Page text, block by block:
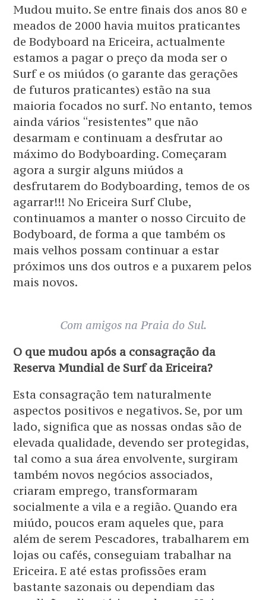
Mudou muito. Se entre finais dos anos 80 e
meados de 2000 havia muitos praticantes
de Bodyboard na Ericeira, actualmente
estamos a pagar o preço da moda ser o
Surf e os miúdos (o garante das gerações
de futuros praticantes) estão na sua
maioria focados no surf. No entanto, temos
ainda vários “resistentes” que não
desarmam e continuam a desfrutar ao
máximo do Bodyboarding. Começaram
agora a surgir alguns miúdos a
desfrutarem do Bodyboarding, temos de os
agarrar!!! No Ericeira Surf Clube,
continuamos a manter o nosso Circuito de
Bodyboard, de forma a que também os
mais velhos possam continuar a estar
próximos uns dos outros e a puxarem pelos
mais novos.
Com amigos na Praia do Sul.
O que mudou após a consagração da
Reserva Mundial de Surf da Ericeira?
Esta consagração tem naturalmente
aspectos positivos e negativos. Se, por um
lado, significa que as nossas ondas são de
elevada qualidade, devendo ser protegidas,
tal como a sua área envolvente, surgiram
também novos negócios associados,
criaram emprego, transformaram
socialmente a vila e a região. Quando era
miúdo, poucos eram aqueles que, para
além de serem Pescadores, trabalharem em
lojas ou cafés, conseguiam trabalhar na
Ericeira. E até estas profissões eram
bastante sazonais ou dependiam das